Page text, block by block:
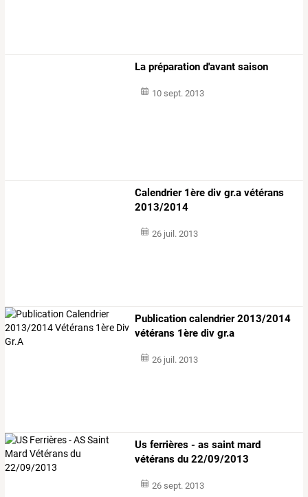
La préparation d'avant saison
10 sept. 2013
Calendrier 1ère div gr.a vétérans
2013/2014
26 juil. 2013
Publication calendrier 2013/2014
vétérans 1ère div gr.a
26 juil. 2013
Us ferrières - as saint mard
vétérans du 22/09/2013
26 sept. 2013